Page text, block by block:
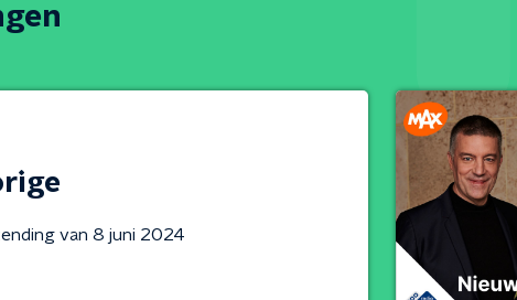
van 8 juni 2024